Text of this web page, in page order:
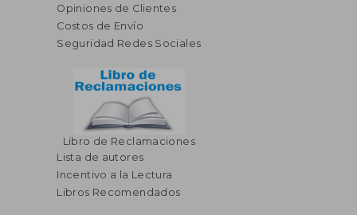
Opiniones de Clientes
Costos de Envío
Seguridad Redes Sociales
Libro de Reclamaciones
Lista de autores
Incentivo a la Lectura
Libros Recomendados